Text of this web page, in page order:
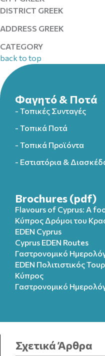
DISTRICT GREEK
ADDRESS GREEK
CATEGORY
back to top
Φαγητό & Ποτά
- Τοπικές Συνταγές
- Τοπικά Ποτά
- Τοπικά Προϊόντα
- Εστιατόρια &
Brochures (pdf)
Flavours of Cyprus: A
Κύπρος Δρόμοι του
EDEN Cyprus
Cyprus EDEN Routes
Γαστρονομικό
EDEN Πολιτιστικός
Κύπρος
Γαστρονομικό
Σχετικά Άρθρα